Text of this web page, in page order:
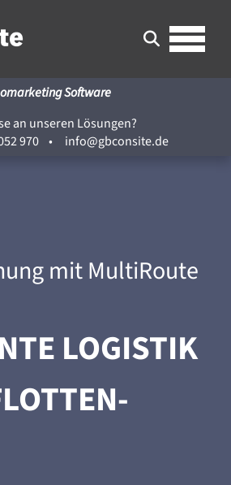
Software
an unseren Lösungen?
970• info@gbconsite.de
mit MultiRoute
LOGISTIK